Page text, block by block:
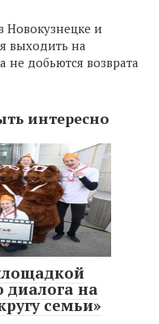
и
выходить на
не добьются возврата
интересно
диалога на
семьи»